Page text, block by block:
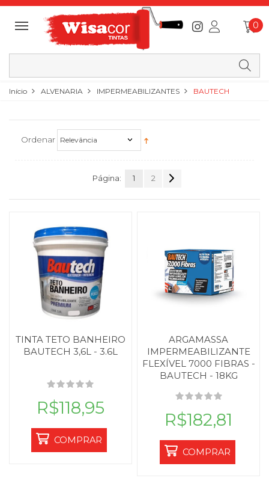
0
Início ALVENARIA IMPERMEABILIZANTES BAUTECH
Ordenar Relevância
Página: 1 2
TINTA TETO BANHEIRO
BAUTECH 3,6L - 3.6L
R$118,95
COMPRAR
ARGAMASSA
IMPERMEABILIZANTE
FLEXÍVEL 7000 FIBRAS -
BAUTECH - 18KG
R$182,81
COMPRAR